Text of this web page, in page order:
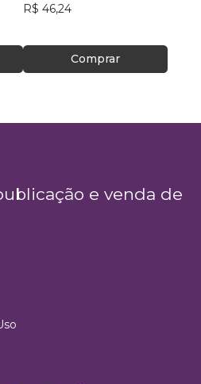
R$ 46,24
Comprar
e venda de